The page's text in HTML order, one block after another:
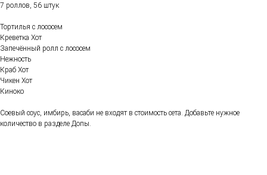
7 роллов, 56 штук
Тортилья с лососем
Креветка Хот
Запечённый ролл с лососем
Нежность
Краб Хот
Чикен Хот
Киноко
Соевый соус, имбирь, васаби не входят в стоимость сета. Добавьте нужное
количество в разделе Допы.